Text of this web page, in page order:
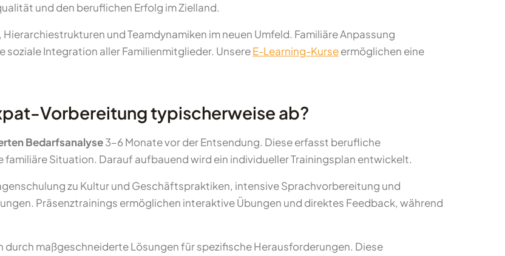
und den beruflichen Erfolg im Zielland.
und Teamdynamiken im neuen Umfeld. Familiäre Anpassung
Integration aller Familienmitglieder. UnsereE-Learning-Kurseermöglichen eine
Vorbereitung typischerweise ab?
Bedarfsanalyse3–6 Monate vor der Entsendung. Diese erfasst berufliche
Situation. Darauf aufbauend wird ein individueller Trainingsplan entwickelt.
zu Kultur und Geschäftspraktiken, intensive Sprachvorbereitung und
Präsenztrainings ermöglichen interaktive Übungen und direktes Feedback, während
maßgeschneiderte Lösungen für spezifische Herausforderungen. Diese